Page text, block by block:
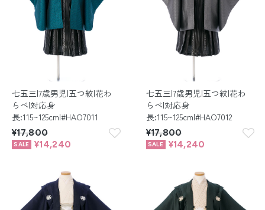
七五三|7歳男児|五つ紋|花わ
らべ|対応身
長:115~125cm|#HAO7011
¥17,800
¥14,240
七五三|7歳男児|五つ紋|花わ
らべ|対応身
長:115~125cm|#HAO7012
¥17,800
¥14,240